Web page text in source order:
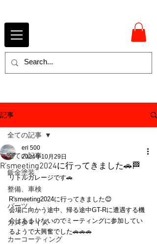
記事
全ての記事
鈑金塗装
整備、車検
パーツ
カスタマイズ
カーコーティング
全ての記事
R'smeeting2024に行ってきました🚗🏁
eri 500
2024年10月29日
リトルガレージです🚗
R'smeeting2024に行ってきました😊
会場に向かう途中、帰る途中GT-Rに遭遇する機
会はあまりないのでミーティングに参加してい
るようで大興奮でした🚗🚗🚗